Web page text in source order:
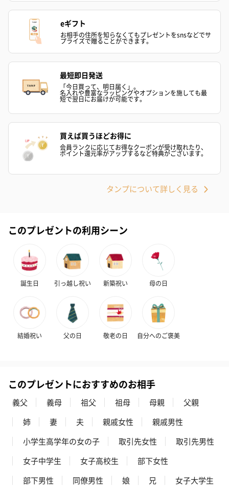
ゼリーバウム カット
（レモン＆紅茶）（432
麦わらパンダバウム
（バナナ味）（540円）
ェ〜国産フル
スキンケアグッズ
スキンケアグッズを同梱してお届けします。
ハンドクリーム3本セッ
（1,100円）
シャワージェル＆ハン
レープフルーツ）
リラックスグッズ
（ブルー）（748円）
（イエロー）（748円）
円）
eギフト
お相手の住所を知らなくてもプレゼントをsnsなどでサ
プライズで贈ることができます。
最短即日発送
「今日買って、明日届く」。
名入れや豊富なラッピングやオプションを施しても最
短で翌日にお届けが可能です。
買えば買うほどお得に
会員ランクに応じてお得なクーポンが受け取れたり、
ポイント還元率がアップするなど特典がございます。
タンプについて詳しく見る
このプレゼントの利用シーン
誕生日 引っ越し祝い 新築祝い 母の日
結婚祝い 父の日 敬老の日 自分へのご褒美
このプレゼントにおすすめのお相手
義父 義母 祖父 祖母 母親
父親
姉
妻 夫 親戚女性
親戚男性
小学生高学年の女の子
取引先女性
取引先男性
女子中学生
女子高校生
部下女性
部下男性
同僚男性 娘 兄
女子大学生